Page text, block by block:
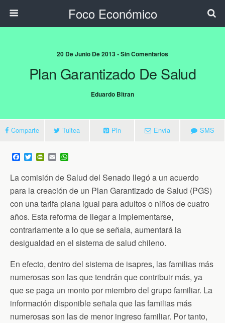
Foco Económico
20 De Junio De 2013 • Sin Comentarios
Plan Garantizado De Salud
Eduardo Bitran
Comparte Tuitea Pin Envía SMS
F
a
e
b
o
o
k
T
w
t
t
e
r
P
n
t
F
r
i
e
n
d
l
E
m
a
i
l
a
t
s
A
p
p
La comisión de Salud del Senado llegó a un acuerdo
para la creación de un Plan Garantizado de Salud (PGS)
con una tarifa plana igual para adultos o niños de cuatro
años. Esta reforma de llegar a implementarse,
contrariamente a lo que se señala, aumentará la
desigualdad en el sistema de salud chileno.
En efecto, dentro del sistema de isapres, las familias más
numerosas son las que tendrán que contribuir más, ya
que se paga un monto por miembro del grupo familiar. La
información disponible señala que las familias más
numerosas son las de menor ingreso familiar. Por tanto,